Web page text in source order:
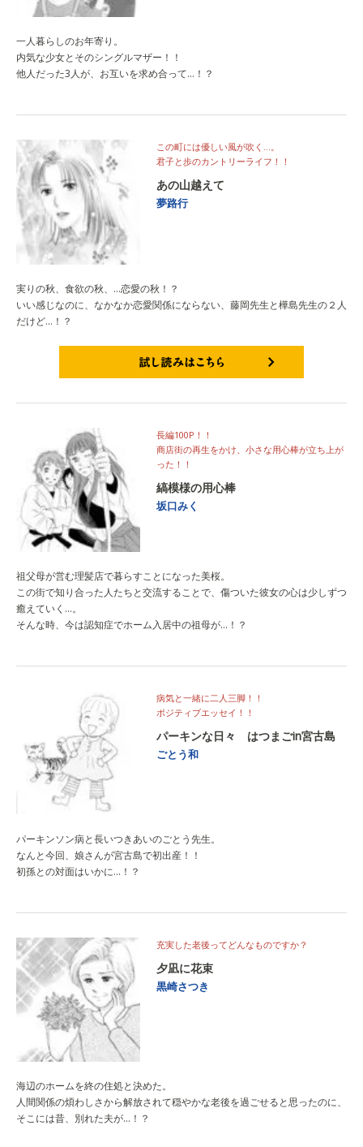
一人暮らしのお年寄り。
内気な少女とそのシングルマザー！！
他人だった3人が、お互いを求め合って…！？
この町には優しい風が吹く…。
君子と歩のカントリーライフ！！
あの山越えて
夢路行
実りの秋、食欲の秋、…恋愛の秋！？
いい感じなのに、なかなか恋愛関係にならない、藤岡先生と樺島先生の２人
だけど…！？
長編100P！！
商店街の再生をかけ、小さな用心棒が立ち上が
った！！
縞模様の用心棒
坂口みく
祖父母が営む理髪店で暮らすことになった美桜。
この街で知り合った人たちと交流することで、傷ついた彼女の心は少しずつ
癒えていく…。
そんな時、今は認知症でホーム入居中の祖母が…！？
病気と一緒に二人三脚！！
ポジティブエッセイ！！
パーキンな日々 はつまごin宮古島
ごとう和
パーキンソン病と長いつきあいのごとう先生。
なんと今回、娘さんが宮古島で初出産！！
初孫との対面はいかに…！？
充実した老後ってどんなものですか？
夕凪に花束
黒崎さつき
海辺のホームを終の住処と決めた。
人間関係の煩わしさから解放されて穏やかな老後を過ごせると思ったのに、
そこには昔、別れた夫が…！？